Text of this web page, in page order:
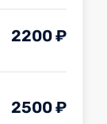
2200 ₽
2500 ₽